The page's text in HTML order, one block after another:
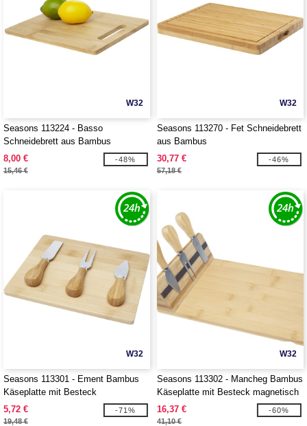
W32
Seasons 113224 - Basso
Schneidebrett aus Bambus
8,00 €
15,46 €
-48%
W32
Seasons 113270 - Fet Schneidebrett
aus Bambus
30,77 €
57,18 €
-46%
W32
Seasons 113301 - Ement Bambus
Käseplatte mit Besteck
5,72 €
19,48 €
-71%
W32
Seasons 113302 - Mancheg Bambus
Käseplatte mit Besteck magnetisch
16,37 €
41,10 €
-60%